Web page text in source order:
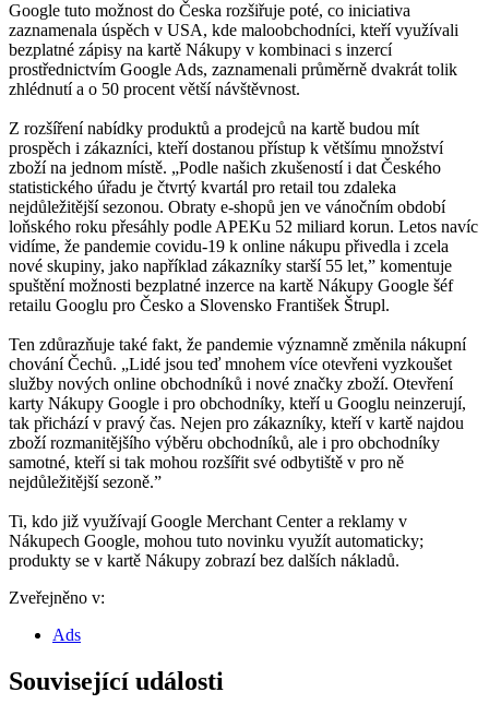
Google tuto možnost do Česka rozšiřuje poté, co iniciativa
zaznamenala úspěch v USA, kde maloobchodníci, kteří využívali
bezplatné zápisy na kartě Nákupy v kombinaci s inzercí
prostřednictvím Google Ads, zaznamenali průměrně dvakrát tolik
zhlédnutí a o 50 procent větší návštěvnost.
Z rozšíření nabídky produktů a prodejců na kartě budou mít
prospěch i zákazníci, kteří dostanou přístup k většímu množství
zboží na jednom místě. „Podle našich zkušeností i dat Českého
statistického úřadu je čtvrtý kvartál pro retail tou zdaleka
nejdůležitější sezonou. Obraty e-shopů jen ve vánočním období
loňského roku přesáhly podle APEKu 52 miliard korun. Letos navíc
vidíme, že pandemie covidu-19 k online nákupu přivedla i zcela
nové skupiny, jako například zákazníky starší 55 let,” komentuje
spuštění možnosti bezplatné inzerce na kartě Nákupy Google šéf
retailu Googlu pro Česko a Slovensko František Štrupl.
Ten zdůrazňuje také fakt, že pandemie významně změnila nákupní
chování Čechů. „Lidé jsou teď mnohem více otevřeni vyzkoušet
služby nových online obchodníků i nové značky zboží. Otevření
karty Nákupy Google i pro obchodníky, kteří u Googlu neinzerují,
tak přichází v pravý čas. Nejen pro zákazníky, kteří v kartě najdou
zboží rozmanitějšího výběru obchodníků, ale i pro obchodníky
samotné, kteří si tak mohou rozšířit své odbytiště v pro ně
nejdůležitější sezoně.”
Ti, kdo již využívají Google Merchant Center a reklamy v
Nákupech Google, mohou tuto novinku využít automaticky;
produkty se v kartě Nákupy zobrazí bez dalších nákladů.
Zveřejněno v:
Ads
Související události